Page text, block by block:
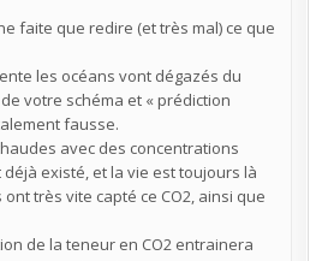
faite que redire (et très mal) ce que
les océans vont dégazés du
votre schéma et « prédiction
fausse.
avec des concentrations
existé, et la vie est toujours là
très vite capté ce CO2, ainsi que
de la teneur en CO2 entrainera